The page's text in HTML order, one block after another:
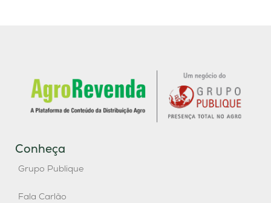
Conheça
Grupo Publique
Fala Carlão